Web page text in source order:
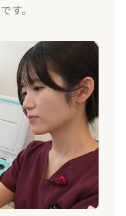
す。